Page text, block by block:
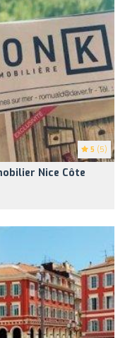
5 (5)
Nice Côte